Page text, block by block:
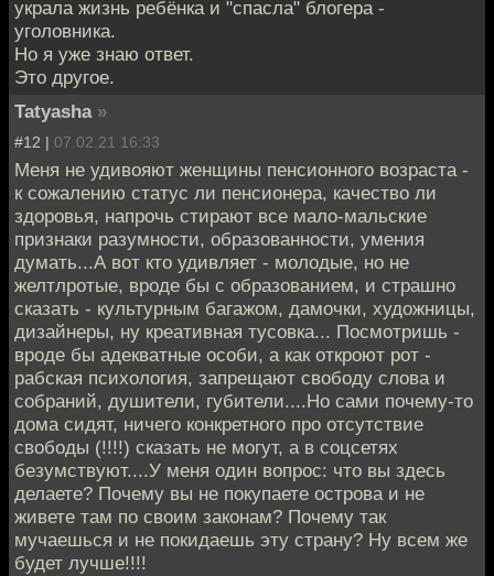
украла жизнь ребёнка и "спасла" блогера -
уголовника.
Но я уже знаю ответ.
Это другое.
Tatyasha »
#12 | 07.02.21 16:33
Меня не удивояют женщины пенсионного возраста -
к сожалению статус ли пенсионера, качество ли
здоровья, напрочь стирают все мало-мальские
признаки разумности, образованности, умения
думать...А вот кто удивляет - молодые, но не
желтлротые, вроде бы с образованием, и страшно
сказать - культурным багажом, дамочки, художницы,
дизайнеры, ну креативная тусовка... Посмотришь -
вроде бы адекватные особи, а как откроют рот -
рабская психология, запрещают свободу слова и
собраний, душители, губители....Но сами почему-то
дома сидят, ничего конкретного про отсутствие
свободы (!!!!) сказать не могут, а в соцсетях
безумствуют....У меня один вопрос: что вы здесь
делаете? Почему вы не покупаете острова и не
живете там по своим законам? Почему так
мучаешься и не покидаешь эту страну? Ну всем же
будет лучше!!!!